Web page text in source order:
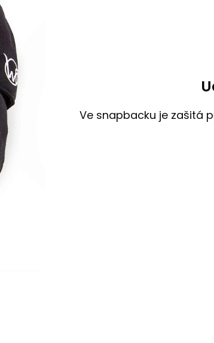
Ve snapbacku je zašitá